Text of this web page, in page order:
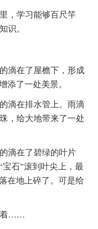
，学习能够百尺竿
识。
滴在了屋檐下，形成
添了一处美景。
滴在排水管上。雨滴
，给大地带来了一处
滴在了碧绿的叶片
宝石”滚到叶尖上，最
在地上碎了。可是给
着……